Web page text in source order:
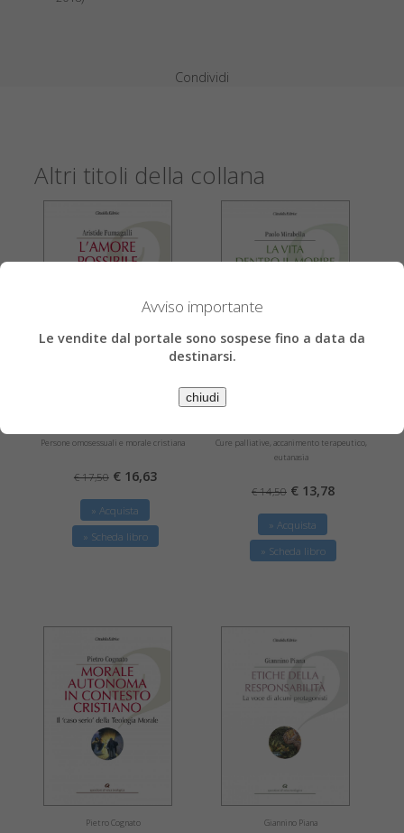
Condividi
Altri titoli della collana
Persone omosessuali e morale cristiana
€ 17,50 € 16,63
» Acquista
» Scheda libro
Cure palliative, accanimento terapeutico,
eutanasia
€ 14,50 € 13,78
» Acquista
» Scheda libro
Pietro Cognato Giannino Piana
Avviso importante
Le vendite dal portale sono sospese fino a data da
destinarsi.
chiudi